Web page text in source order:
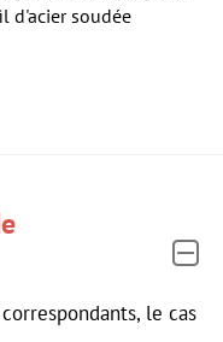
d'acier soudée
le cas